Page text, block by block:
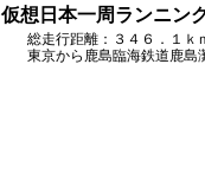
仮想日本一周ランニン
総走行距離：３４６．１ｋ
東京から鹿島臨海鉄道鹿島